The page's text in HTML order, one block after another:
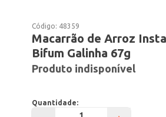
Código: 48359
Macarrão de Arroz
Bifum Galinha 67g
Produto indisponível
Quantidade: